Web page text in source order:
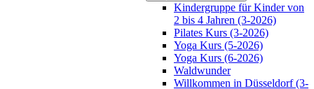
Kindergruppe für Kinder von
2 bis 4 Jahren (3-2026)
Pilates Kurs (3-2026)
Yoga Kurs (5-2026)
Yoga Kurs (6-2026)
Waldwunder
Willkommen in Düsseldorf (3-